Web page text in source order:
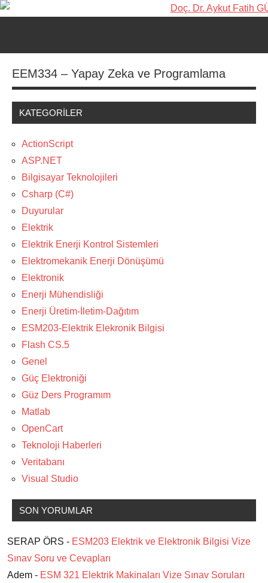
İçeriğe
Dr.
Aykut
Fatih
GÜVEN-
World's
top
2%
scientists
2025
Sitesi
aç/
EEM334 – Yapay Zeka ve Programlama
KATEGORILER
ActionScript
ASP.NET
Bilgisayar Teknolojileri
Csharp (C#)
Duyurular
Elektrik
Elektrik Enerji Kontrol Sistemleri
Elektromekanik Enerji Dönüşümü
Elektronik
Enerji Mühendisliği
Enerji Üretim-İletim-Dağıtım
ESM203-Elektrik Elekronik Bilgisi
Flash CS.5
Genel
Güç Elektroniği
Güz Ders Programım
Matlab
OpenCart
Teknoloji Haberleri
Veritabanı
Visual Studio
SON YORUMLAR
SERAP ÖRS - ESM203 Elektrik ve Elektronik Bilgisi Vize
Sınav Soru ve Cevapları
Adem - ESM 321 Elektrik Makinaları Vize Sınav Soruları